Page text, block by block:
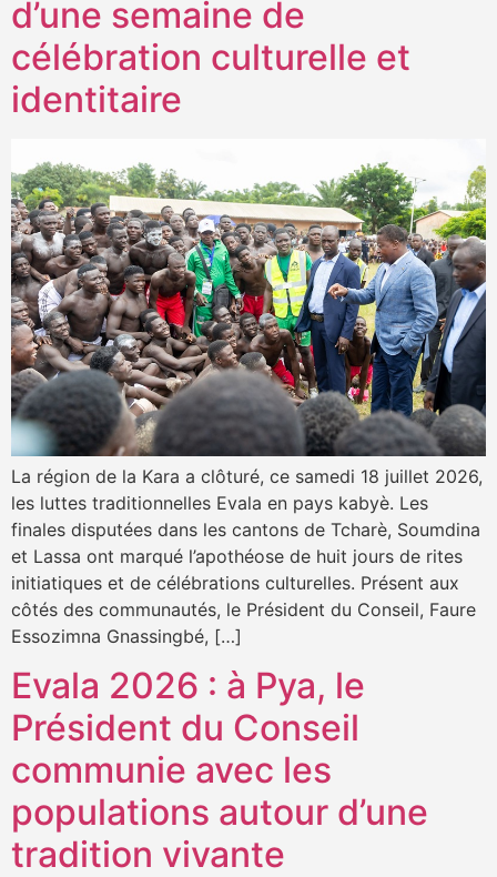
d’une semaine de
célébration culturelle et
identitaire
La région de la Kara a clôturé, ce samedi 18 juillet 2026,
les luttes traditionnelles Evala en pays kabyè. Les
finales disputées dans les cantons de Tcharè, Soumdina
et Lassa ont marqué l’apothéose de huit jours de rites
initiatiques et de célébrations culturelles. Présent aux
côtés des communautés, le Président du Conseil, Faure
Essozimna Gnassingbé, […]
Evala 2026 : à Pya, le
Président du Conseil
communie avec les
populations autour d’une
tradition vivante